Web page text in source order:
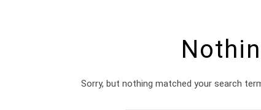
Sorry, but nothing matched your search